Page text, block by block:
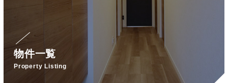
物件一覧
Property Listing